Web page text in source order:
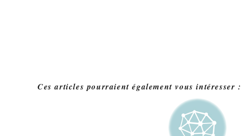
Ces articles pourraient également vous intéresser :